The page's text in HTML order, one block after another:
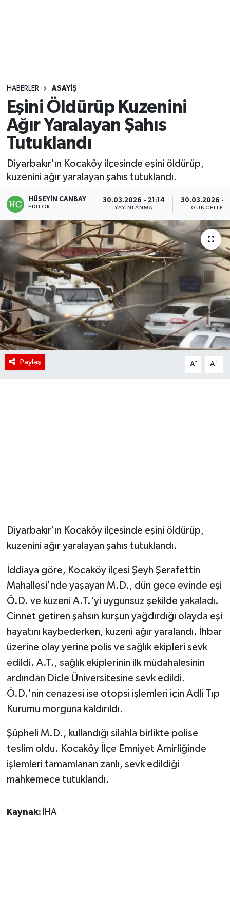
HABERLER ASAYIŞ
Eşini Öldürüp Kuzenini
Ağır Yaralayan Şahıs
Tutuklandı
Diyarbakır'ın Kocaköy ilçesinde eşini öldürüp,
kuzenini ağır yaralayan şahıs tutuklandı.
HÜSEYIN CANBAY
EDITÖR
30.03.2026 - 21:14
YAYINLANMA
30.03.2026 -
Paylaş A- A+
Diyarbakır'ın Kocaköy ilçesinde eşini öldürüp,
kuzenini ağır yaralayan şahıs tutuklandı.
İddiaya göre, Kocaköy ilçesi Şeyh Şerafettin
Mahallesi'nde yaşayan M.D., dün gece evinde eşi
Ö.D. ve kuzeni A.T.'yi uygunsuz şekilde yakaladı.
Cinnet getiren şahsın kurşun yağdırdığı olayda eşi
hayatını kaybederken, kuzeni ağır yaralandı. İhbar
üzerine olay yerine polis ve sağlık ekipleri sevk
edildi. A.T., sağlık ekiplerinin ilk müdahalesinin
ardından Dicle Üniversitesine sevk edildi.
Ö.D.'nin cenazesi ise otopsi işlemleri için Adli Tıp
Kurumu morguna kaldırıldı.
Şüpheli M.D., kullandığı silahla birlikte polise
teslim oldu. Kocaköy İlçe Emniyet Amirliğinde
işlemleri tamamlanan zanlı, sevk edildiği
mahkemece tutuklandı.
Kaynak: İHA
Yaşam